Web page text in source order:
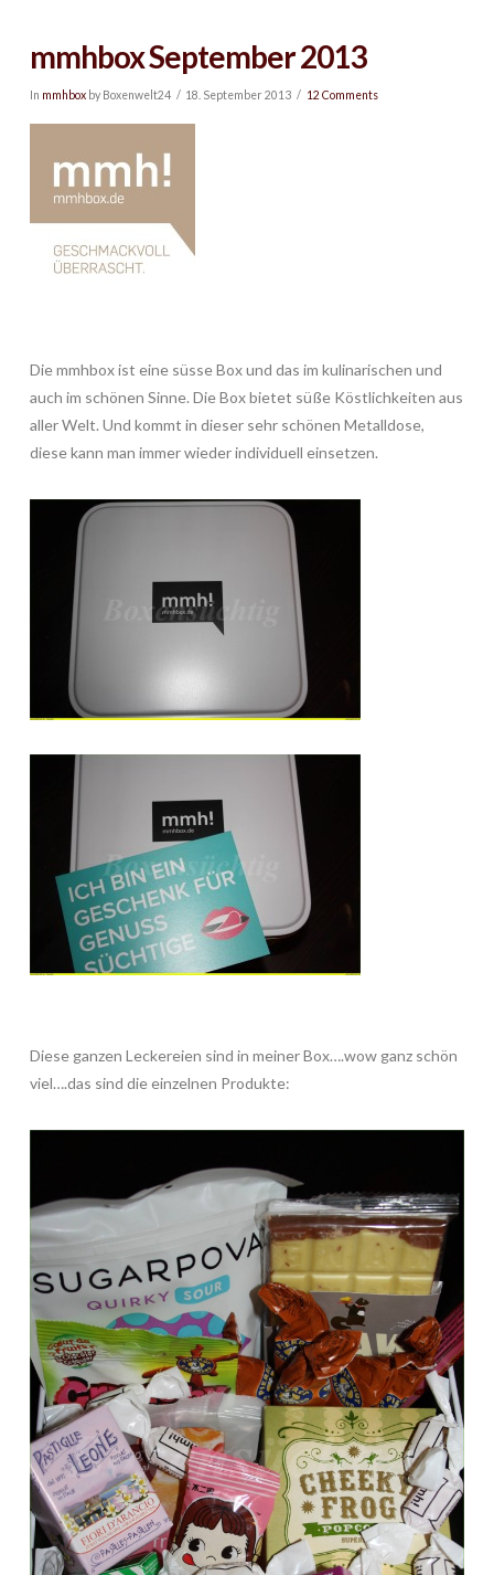
mmhbox September 2013
In mmhboxby Boxenwelt24 18. September 2013 12 Comments
Die mmhbox ist eine süsse Box und das im kulinarischen und
auch im schönen Sinne. Die Box bietet süße Köstlichkeiten aus
aller Welt. Und kommt in dieser sehr schönen Metalldose,
diese kann man immer wieder individuell einsetzen.
Diese ganzen Leckereien sind in meiner Box….wow ganz schön
viel….das sind die einzelnen Produkte: